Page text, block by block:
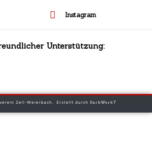
Instagram
Unterstützung:
Zell-Weierbach. Erstellt durch FarbWerk7